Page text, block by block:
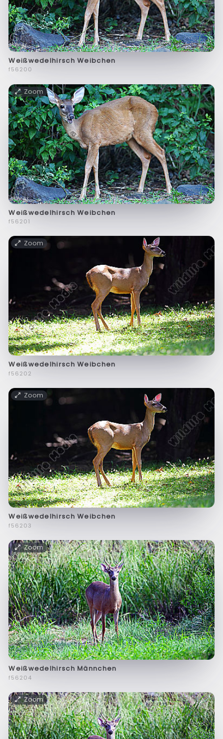
Weißwedelhirsch Weibchen
f56200
Zoom
Weißwedelhirsch Weibchen
f56201
Zoom
Weißwedelhirsch Weibchen
f56202
Zoom
Weißwedelhirsch Weibchen
f56203
Zoom
Weißwedelhirsch Männchen
f56204
Zoom